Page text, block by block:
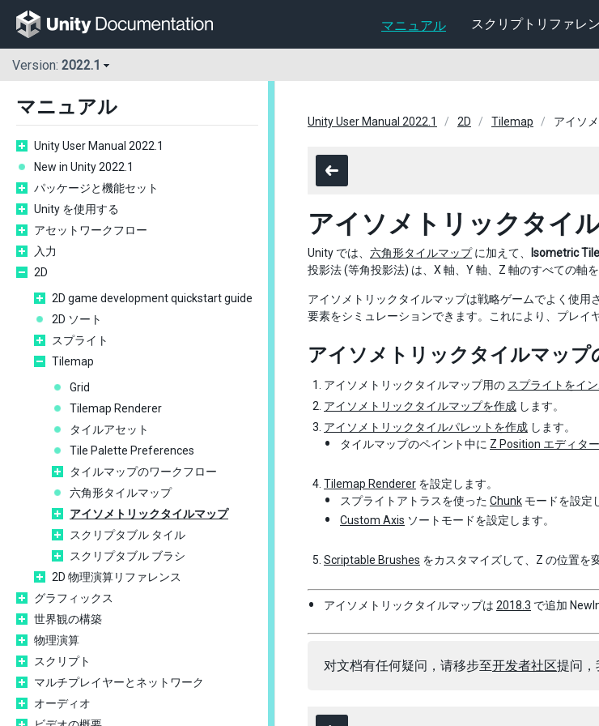
マニュアル スクリプトリファレ
Version: 2022.1
マニュアル
Unity User Manual 2022.1
New in Unity 2022.1
パッケージと機能セット
Unity を使用する
アセットワークフロー
入力
2D
2D game development quickstart guide
2D ソート
スプライト
Tilemap
Grid
Tilemap Renderer
タイルアセット
Tile Palette Preferences
タイルマップのワークフロー
六角形タイルマップ
アイソメトリックタイルマップ
スクリプタブル タイル
スクリプタブル ブラシ
2D 物理演算リファレンス
グラフィックス
世界観の構築
物理演算
スクリプト
マルチプレイヤーとネットワーク
オーディオ
Unity User Manual 2022.1 2D Tilemap アイソ
アイソメトリックタイ
Unity では、 六角形タイルマップに加えて、 Isometric
投影法 (等角投影法) は、X 軸、Y 軸、Z 軸のすべての軸
アイソメトリックタイルマップは戦略ゲームでよく使
要素をシミュレーションできます。これにより、プレイ
アイソメトリックタイルマップ
アイソメトリックタイルマップ用の スプライトをイ
アイソメトリックタイルマップを作成 します。
アイソメトリックタイルパレットを作成 します。
タイルマップのペイント中に Z Position エディター
Tilemap Renderer を設定します。
スプライトアトラスを使った Chunk モードを設定
Custom Axis ソートモードを設定します。
Scriptable Brushes をカスタマイズして、Z の位置を
アイソメトリックタイルマップは 2018.3 で追加
对文档有任何疑问，请移步至开发者社区提问，